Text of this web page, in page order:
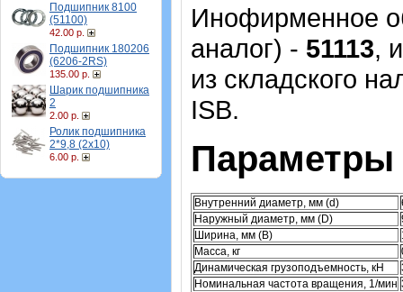
Подшипник 8100
(51100)
42.00 р.
Подшипник 180206
(6206-2RS)
135.00 р.
Шарик подшипника
2
2.00 р.
Ролик подшипника
2*9,8 (2х10)
6.00 р.
Инофирменное
аналог) - 51113,
из складского
ISB.
Параметры
Внутренний диаметр, мм (d)
Наружный диаметр, мм (D)
Ширина, мм (B)
Масса, кг
Динамическая грузоподъемность, кН
Номинальная частота вращения, 1/мин